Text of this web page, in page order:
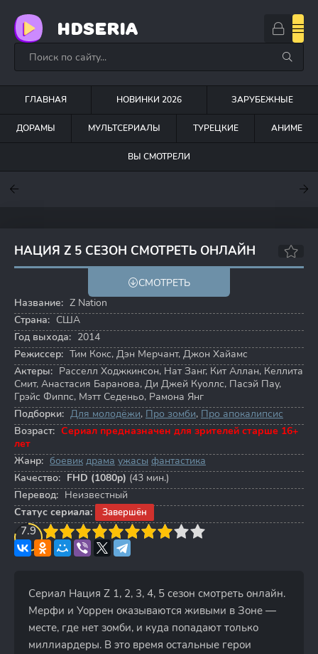
HDSERIA
ГЛАВНАЯ НОВИНКИ 2026 ЗАРУБЕЖНЫЕ
ДОРАМЫ МУЛЬТСЕРИАЛЫ ТУРЕЦКИЕ АНИМЕ
ВЫ СМОТРЕЛИ
НАЦИЯ Z 5 СЕЗОН СМОТРЕТЬ ОНЛАЙН
6.8 6.7
СМОТРЕТЬ
Название: Z Nation
Страна: США
Год выхода: 2014
Режиссер: Тим Кокс, Дэн Мерчант, Джон Хайамс
Актеры: Расселл Ходжкинсон, Нат Занг, Кит Аллан, Келлита
Смит, Анастасия Баранова, Ди Джей Куоллс, Пасэй Пау,
Грэйс Фиппс, Мэтт Седеньо, Рамона Янг
Подборки: Для молодёжи, Про зомби, Про апокалипсис
Возраст: Сериал предназначен для зрителей старше 16+
лет
Жанр: боевик драма ужасы фантастика
Качество: FHD (1080p) (43 мин.)
Перевод: Неизвестный
Статус сериала:
Завершён
7.9
4 5 6 7 8 9 10
Сериал Нация Z 1, 2, 3, 4, 5 сезон смотреть онлайн.
Мерфи и Уоррен оказываются живыми в Зоне —
месте, где нет зомби, и куда попадают только
миллиардеры. В это время остальные герои